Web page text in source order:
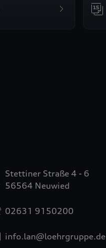
Stettiner Straße 4 - 6
56564 Neuwied
02631 9150200
info.lan@loehrgruppe.de